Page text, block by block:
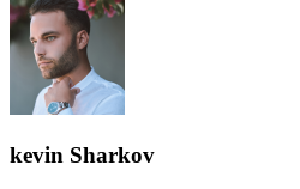
kevin Sharkov